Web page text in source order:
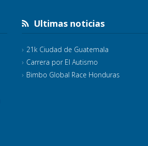
Ultimas noticias
21k Ciudad de Guatemala
Carrera por El Autismo
Bimbo Global Race Honduras